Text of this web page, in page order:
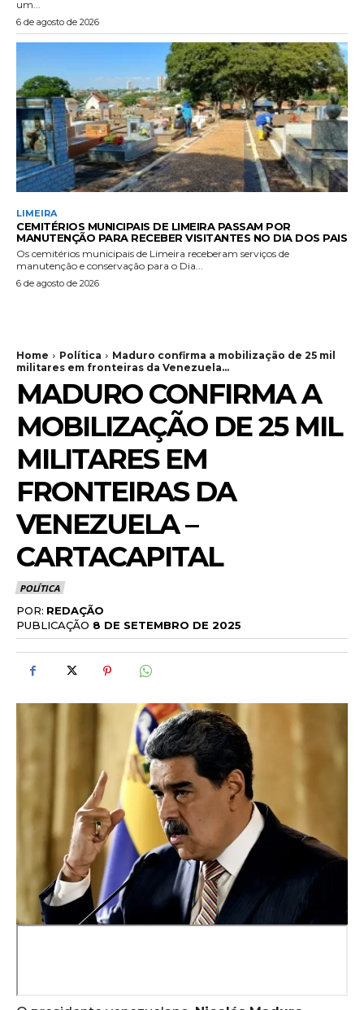
um...
6 de agosto de 2026
LIMEIRA
CEMITÉRIOS MUNICIPAIS DE LIMEIRA PASSAM POR
MANUTENÇÃO PARA RECEBER VISITANTES NO DIA DOS PAIS
Os cemitérios municipais de Limeira receberam serviços de
manutenção e conservação para o Dia...
6 de agosto de 2026